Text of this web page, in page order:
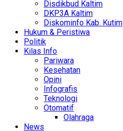
Disdikbud Kaltim
DKP3A Kaltim
Diskominfo Kab. Kutim
Hukum & Peristiwa
Politik
Kilas Info
Pariwara
Kesehatan
Opini
Infografis
Teknologi
Otomatif
Olahraga
News